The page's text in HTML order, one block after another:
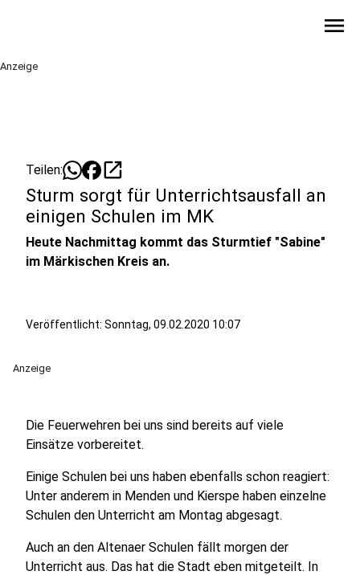
menu
Anzeige
Teilen: open_in_new
Sturm sorgt für Unterrichtsausfall an
einigen Schulen im MK
Heute Nachmittag kommt das Sturmtief "Sabine"
im Märkischen Kreis an.
Veröffentlicht: Sonntag, 09.02.2020 10:07
Anzeige
Die Feuerwehren bei uns sind bereits auf viele
Einsätze vorbereitet.
Einige Schulen bei uns haben ebenfalls schon reagiert:
Unter anderem in Menden und Kierspe haben einzelne
Schulen den Unterricht am Montag abgesagt.
Auch an den Altenaer Schulen fällt morgen der
Unterricht aus. Das hat die Stadt eben mitgeteilt. In